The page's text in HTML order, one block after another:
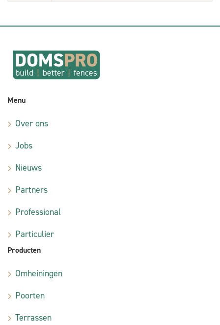
Menu
Over ons
Jobs
Nieuws
Partners
Professional
Particulier
Producten
Omheiningen
Poorten
Terrassen